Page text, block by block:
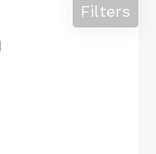
Filters